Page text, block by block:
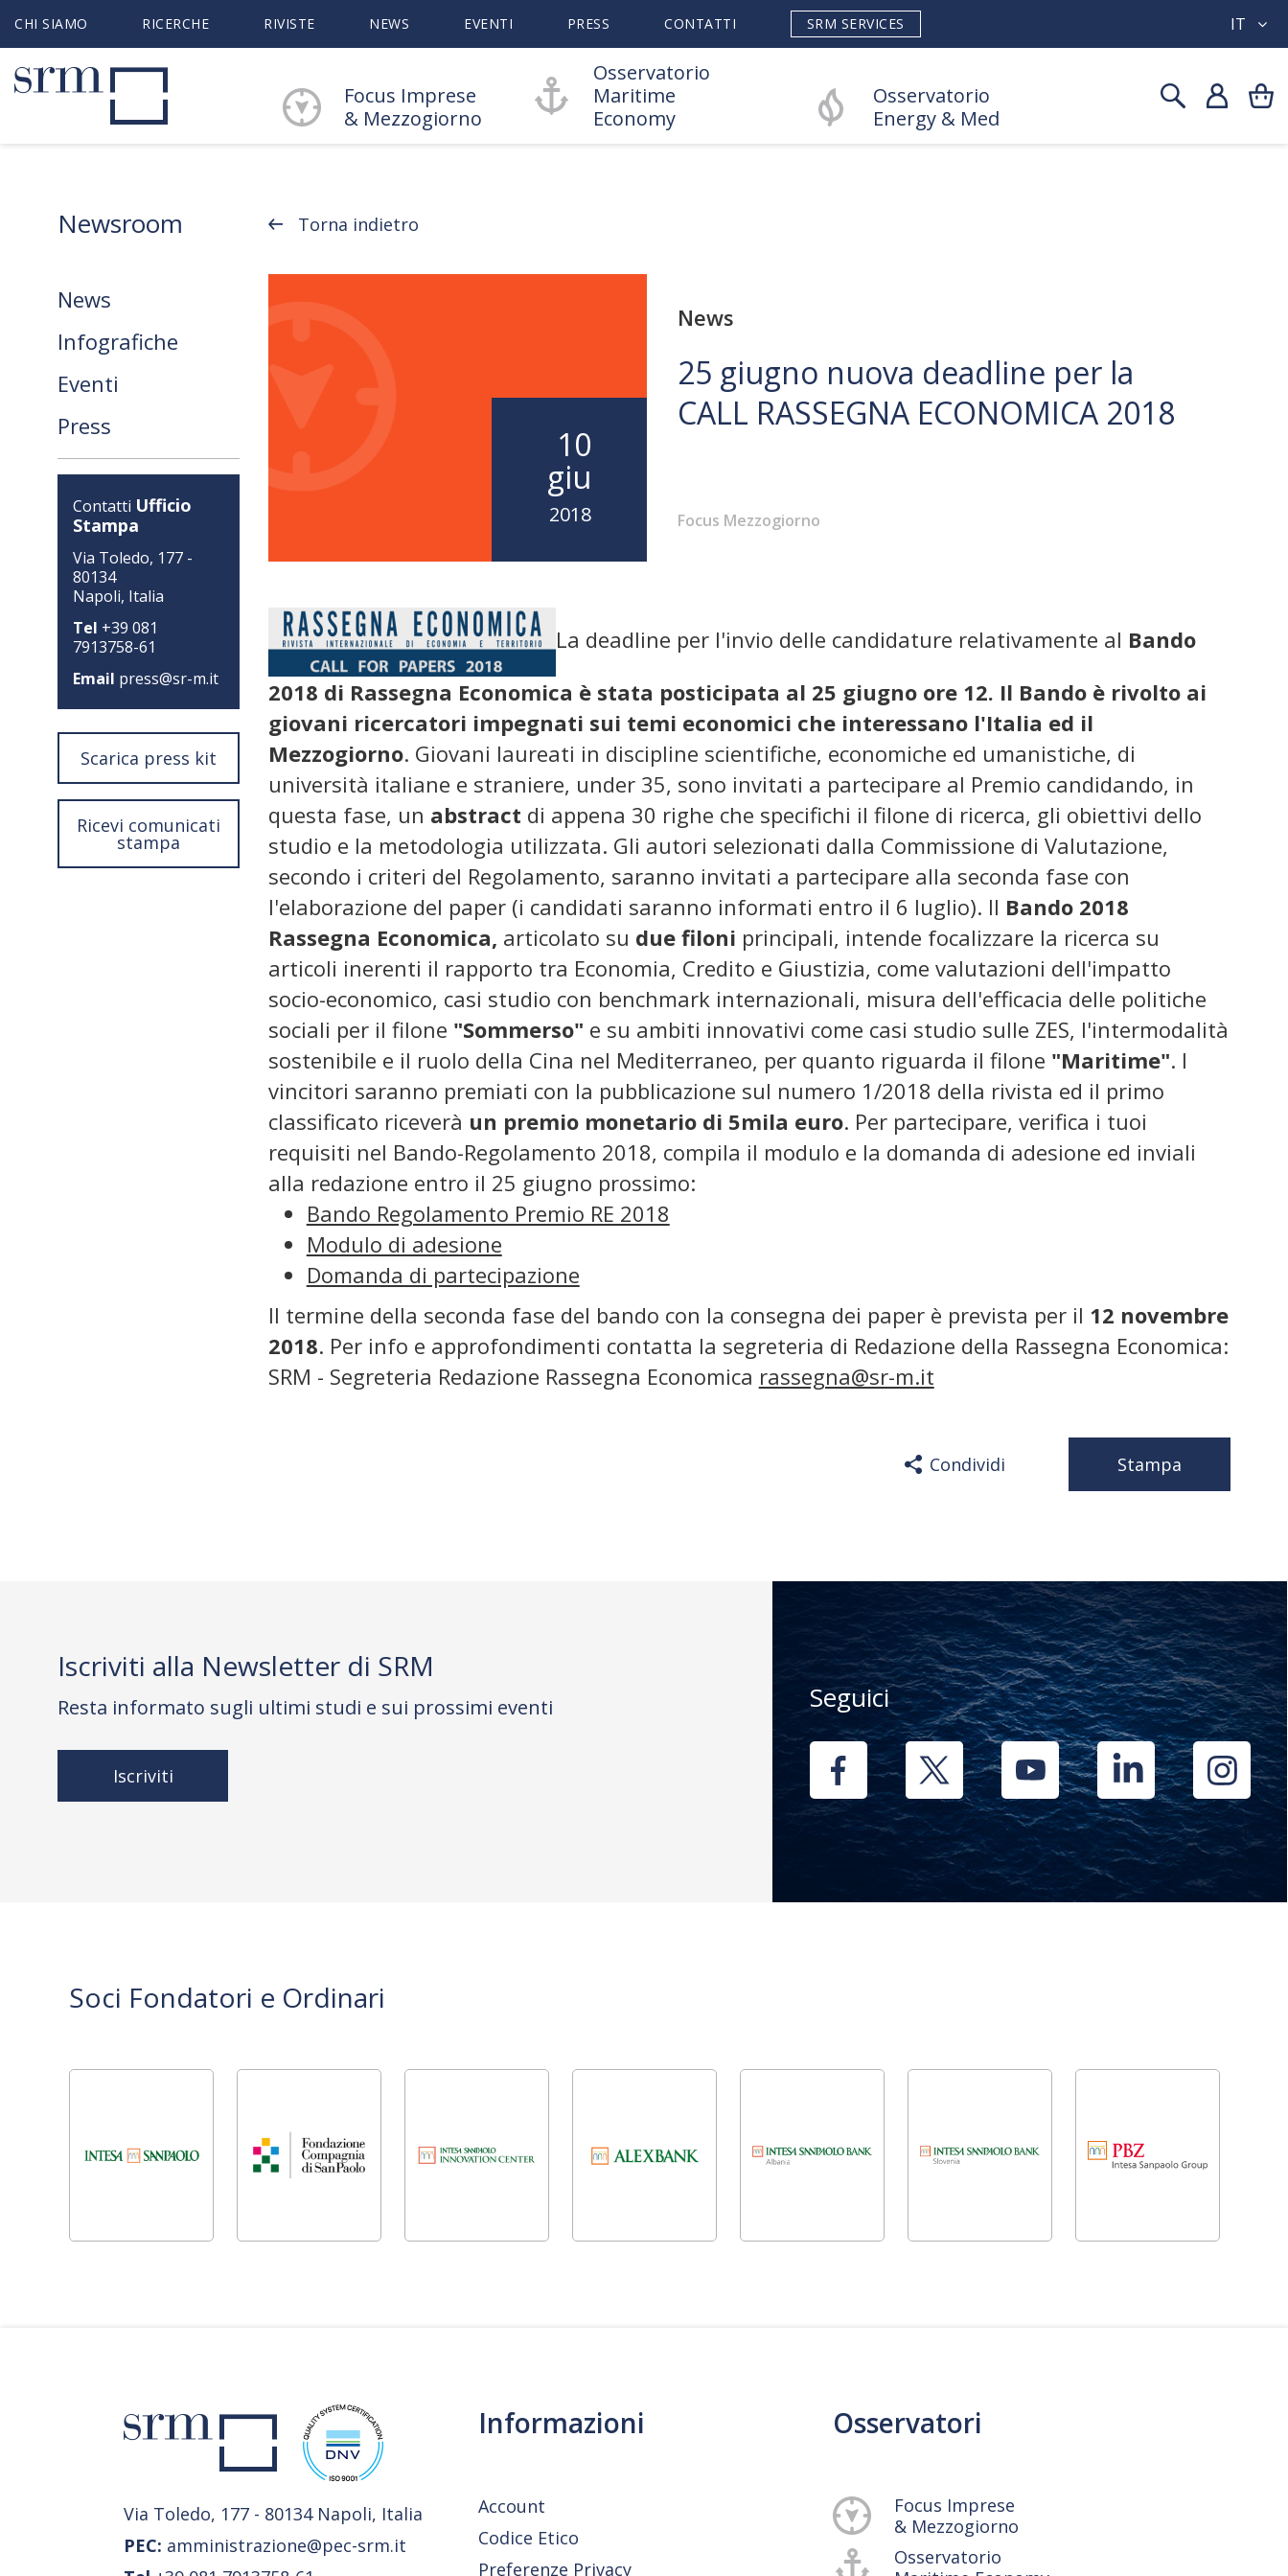
CHI SIAMO RICERCHE RIVISTE NEWS EVENTI PRESS CONTATTI SRM SERVICES IT
Focus Imprese
& Mezzogiorno
Osservatorio
Maritime
Economy
Osservatorio
Energy & Med
Newsroom
News
Infografiche
Eventi
Press
Contatti Ufficio
Stampa
Via Toledo, 177 -
80134
Napoli, Italia
Tel +39 081
7913758-61
Email press@sr-m.it
Scarica press kit
Ricevi comunicati
stampa
Torna indietro
10
giu
2018
News
25 giugno nuova deadline per la
CALL RASSEGNA ECONOMICA 2018
Focus Mezzogiorno
La deadline per l'invio delle candidature relativamente al Bando
2018 di Rassegna Economica è stata posticipata al 25 giugno ore 12. Il Bando è rivolto ai
giovani ricercatori impegnati sui temi economici che interessano l'Italia ed il
Mezzogiorno. Giovani laureati in discipline scientifiche, economiche ed umanistiche, di
università italiane e straniere, under 35, sono invitati a partecipare al Premio candidando, in
questa fase, un abstract di appena 30 righe che specifichi il filone di ricerca, gli obiettivi dello
studio e la metodologia utilizzata. Gli autori selezionati dalla Commissione di Valutazione,
secondo i criteri del Regolamento, saranno invitati a partecipare alla seconda fase con
l'elaborazione del paper (i candidati saranno informati entro il 6 luglio). Il Bando 2018
Rassegna Economica, articolato su due filoni principali, intende focalizzare la ricerca su
articoli inerenti il rapporto tra Economia, Credito e Giustizia, come valutazioni dell'impatto
socio-economico, casi studio con benchmark internazionali, misura dell'efficacia delle politiche
sociali per il filone "Sommerso" e su ambiti innovativi come casi studio sulle ZES, l'intermodalità
sostenibile e il ruolo della Cina nel Mediterraneo, per quanto riguarda il filone "Maritime". I
vincitori saranno premiati con la pubblicazione sul numero 1/2018 della rivista ed il primo
classificato riceverà un premio monetario di 5mila euro. Per partecipare, verifica i tuoi
requisiti nel Bando-Regolamento 2018, compila il modulo e la domanda di adesione ed inviali
alla redazione entro il 25 giugno prossimo:
Bando Regolamento Premio RE 2018
Modulo di adesione
Domanda di partecipazione
Il termine della seconda fase del bando con la consegna dei paper è prevista per il 12 novembre
2018. Per info e approfondimenti contatta la segreteria di Redazione della Rassegna Economica:
SRM - Segreteria Redazione Rassegna Economica rassegna@sr-m.it
Condividi Stampa
Iscriviti alla Newsletter di SRM
Resta informato sugli ultimi studi e sui prossimi eventi
Iscriviti
Seguici
Soci Fondatori e Ordinari
Via Toledo, 177 - 80134 Napoli, Italia
PEC: amministrazione@pec-srm.it
Informazioni
Account
Codice Etico
Preferenze Privacy
Osservatori
Focus Imprese
& Mezzogiorno
Osservatorio